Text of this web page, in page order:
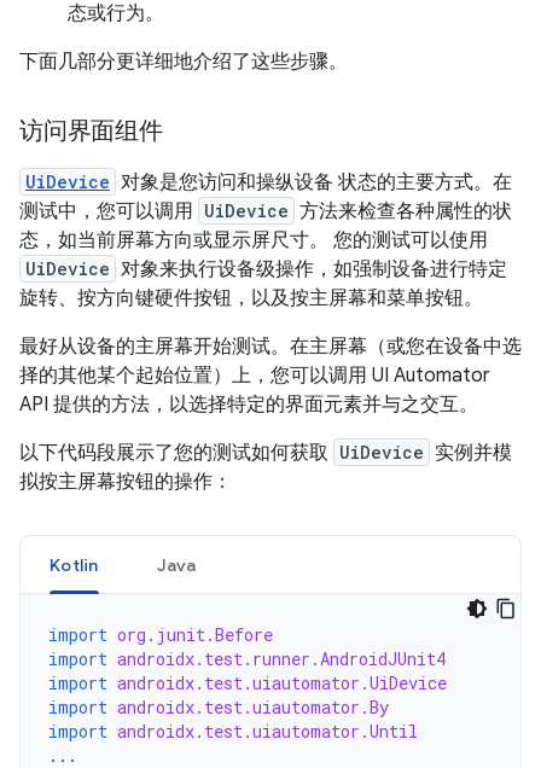
态或行为。
下面几部分更详细地介绍了这些步骤。
访问界面组件
UiDevice 对象是您访问和操纵设备 状态的主要方式。在
测试中，您可以调用 UiDevice 方法来检查各种属性的状
态，如当前屏幕方向或显示屏尺寸。 您的测试可以使用
UiDevice 对象来执行设备级操作，如强制设备进行特定
旋转、按方向键硬件按钮，以及按主屏幕和菜单按钮。
最好从设备的主屏幕开始测试。在主屏幕（或您在设备中选
择的其他某个起始位置）上，您可以调用 UI Automator
API 提供的方法，以选择特定的界面元素并与之交互。
以下代码段展示了您的测试如何获取 UiDevice 实例并模
拟按主屏幕按钮的操作：
Kotlin Java
import org.junit.Before
import androidx.test.runner.AndroidJUnit4
import androidx.test.uiautomator.UiDevice
import androidx.test.uiautomator.By
import androidx.test.uiautomator.Until
...